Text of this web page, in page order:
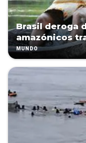
Brasil deroga
amazónicos
MUNDO